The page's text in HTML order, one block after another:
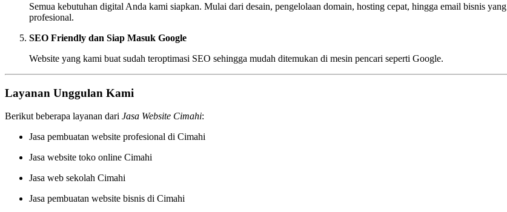
Semua kebutuhan digital Anda kami siapkan. Mulai dari desain, pengelolaan domain, hosting cepat, hingga email bisnis yang
profesional.
SEO Friendly dan Siap Masuk Google
Website yang kami buat sudah teroptimasi SEO sehingga mudah ditemukan di mesin pencari seperti Google.
Layanan Unggulan Kami
Berikut beberapa layanan dari Jasa Website Cimahi:
Jasa pembuatan website profesional di Cimahi
Jasa website toko online Cimahi
Jasa web sekolah Cimahi
Jasa pembuatan website bisnis di Cimahi